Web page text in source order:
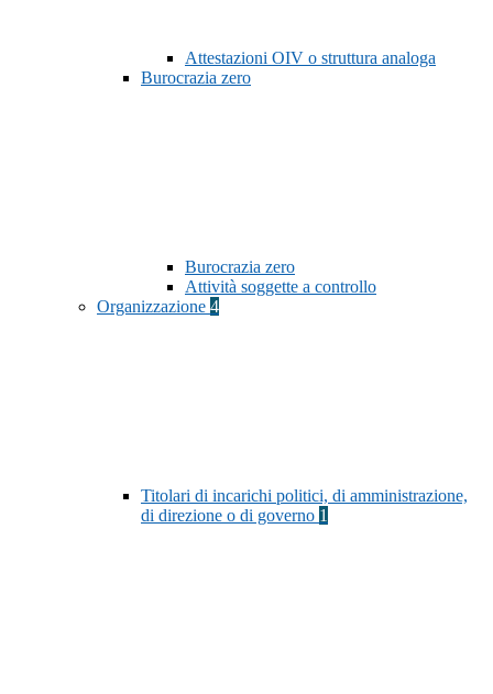
Attestazioni OIV o struttura analoga
Burocrazia zero
Burocrazia zero
Attività soggette a controllo
Organizzazione 4
Titolari di incarichi politici, di amministrazione,
di direzione o di governo 1